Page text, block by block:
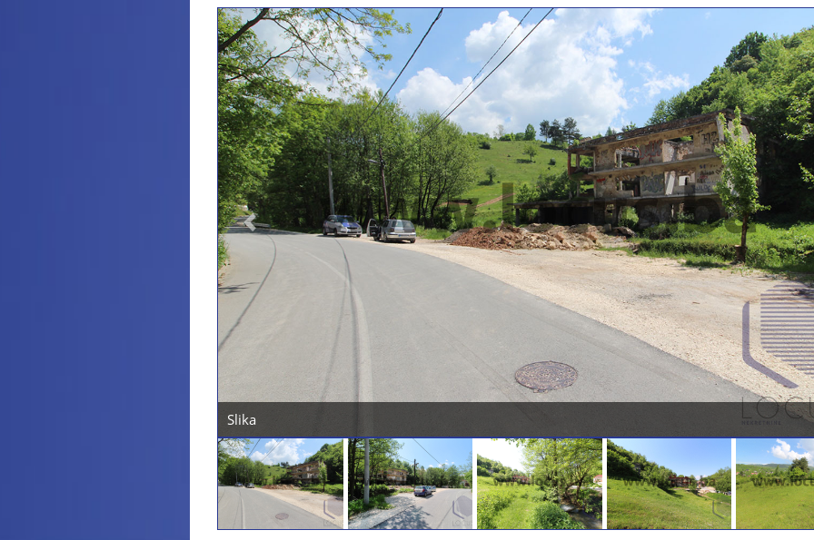
Previous